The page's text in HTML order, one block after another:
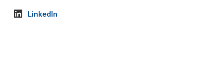
LinkedIn